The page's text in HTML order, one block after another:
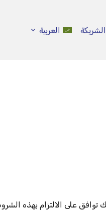
العربية
على الالتزام بهذه الشروط